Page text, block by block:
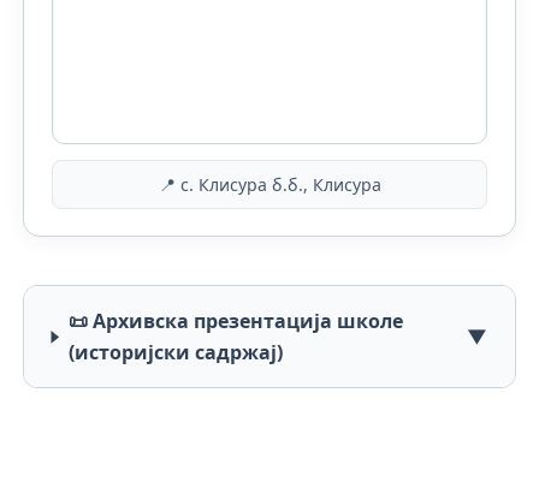
📍 с. Клисура б.б., Клисура
📜 Архивска презентација школе
(историјски садржај)
▼